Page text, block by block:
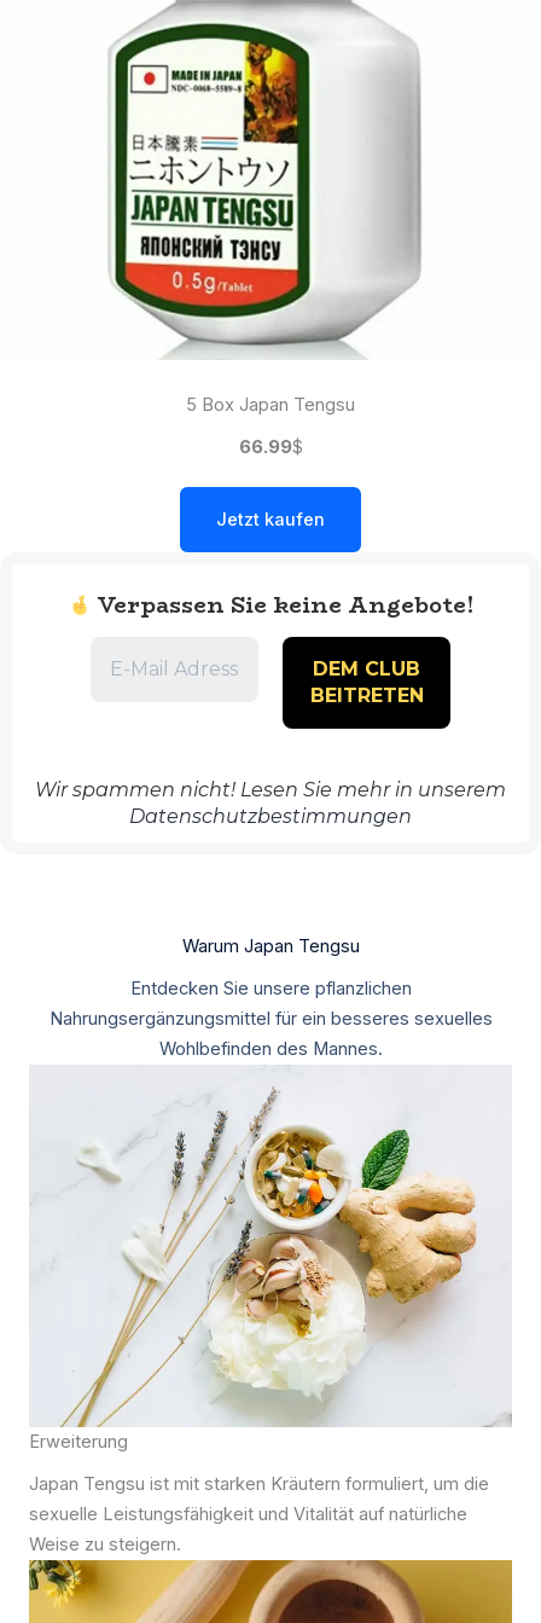
5 Box Japan Tengsu
66.99$
Jetzt kaufen
Verpassen Sie keine Angebote!
Wir spammen nicht! Lesen Sie mehr in unserem
Datenschutzbestimmungen
Warum Japan Tengsu
Entdecken Sie unsere pflanzlichen
Nahrungsergänzungsmittel für ein besseres sexuelles
Wohlbefinden des Mannes.
Erweiterung
Japan Tengsu ist mit starken Kräutern formuliert, um die
sexuelle Leistungsfähigkeit und Vitalität auf natürliche
Weise zu steigern.